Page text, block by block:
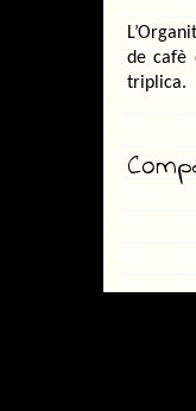
de cafè
triplica.